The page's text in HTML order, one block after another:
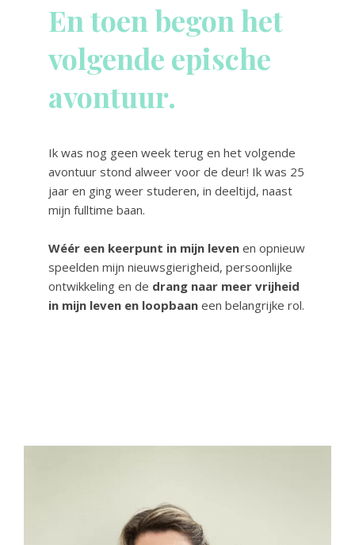
En toen begon het
volgende epische
avontuur.
Ik was nog geen week terug en het volgende
avontuur stond alweer voor de deur! Ik was 25
jaar en ging weer studeren, in deeltijd, naast
mijn fulltime baan.
Wéér een keerpunt in mijn leven en opnieuw
speelden mijn nieuwsgierigheid, persoonlijke
ontwikkeling en de drang naar meer vrijheid
in mijn leven en loopbaan een belangrijke rol.